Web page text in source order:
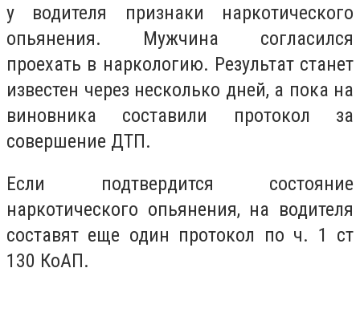
у водителя признаки наркотического
опьянения. Мужчина согласился
проехать в наркологию. Результат станет
известен через несколько дней, а пока на
виновника составили протокол за
совершение ДТП.
Если подтвердится состояние
наркотического опьянения, на водителя
составят еще один протокол по ч. 1 ст
130 КоАП.